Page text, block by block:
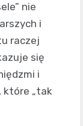
nie
i
raczej
się
i
które „tak